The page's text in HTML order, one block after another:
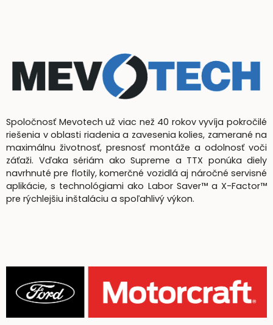
Spoločnosť Mevotech už viac než 40 rokov vyvíja pokročilé
riešenia v oblasti riadenia a zavesenia kolies, zamerané na
maximálnu životnosť, presnosť montáže a odolnosť voči
záťaži. Vďaka sériám ako Supreme a TTX ponúka diely
navrhnuté pre flotily, komerčné vozidlá aj náročné servisné
aplikácie, s technológiami ako Labor Saver™ a X-Factor™
pre rýchlejšiu inštaláciu a spoľahlivý výkon.